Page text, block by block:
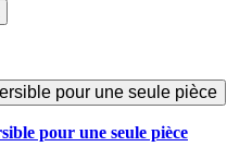
pour une seule pièce
pour une seule pièce